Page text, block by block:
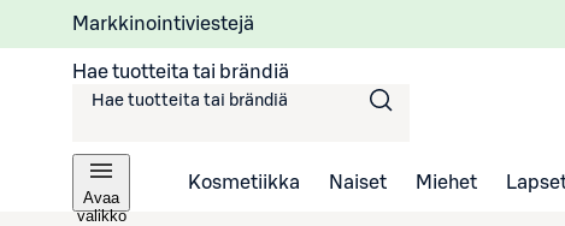
Markkinointiviestejä
Hae tuotteita tai brändiä
Avaa
valikko
Kosmetiikka Naiset Miehet